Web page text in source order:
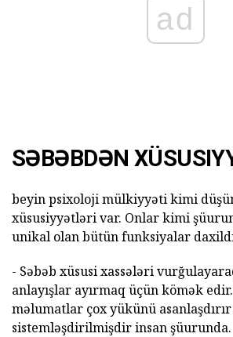
ad
SƏBƏBDƏN
beyin psixoloji mülkiyyəti kimi
xüsusiyyətləri var. Onlar kimi
unikal olan bütün funksiyalar
- Səbəb xüsusi xassələri
anlayışlar ayırmaq üçün kömək
məlumatlar çox yükünü
sistemləşdirilmişdir insan şüurunda.